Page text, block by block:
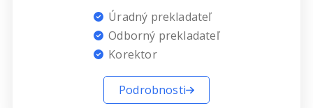
Úradný prekladateľ
Odborný prekladateľ
Korektor
Podrobnosti